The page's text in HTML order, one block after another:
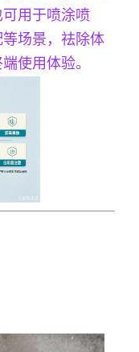
用于喷涂喷
场景，祛除体
使用体验。